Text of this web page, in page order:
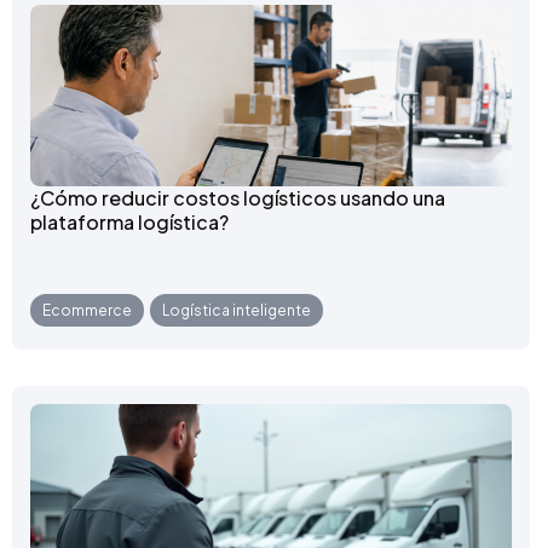
¿Cómo reducir costos logísticos usando una
plataforma logística?
Ecommerce Logística inteligente